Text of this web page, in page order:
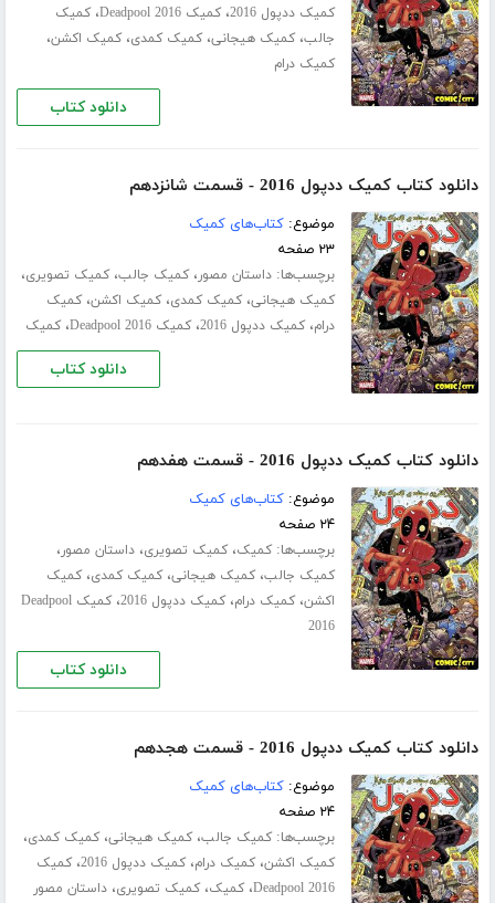
کمیک ددپول 2016 ،کمیک Deadpool 2016 ،کمیک
جالب،کمیک هیجانی،کمیک کمدی،کمیک اکشن،
کمیک درام
دانلود کتاب
دانلود کتاب کمیک ددپول 2016 - قسمت شانزدهم
موضوع:کتاب‌های کمیک
۲۳ صفحه
برچسب‌ها:داستان مصور،کمیک جالب،کمیک تصویری،
کمیک هیجانی،کمیک کمدی،کمیک اکشن،کمیک
درام،کمیک ددپول 2016 ،کمیک Deadpool 2016 ،کمیک
دانلود کتاب
دانلود کتاب کمیک ددپول 2016 - قسمت هفدهم
موضوع:کتاب‌های کمیک
۲۴ صفحه
برچسب‌ها:کمیک،کمیک تصویری،داستان مصور،
کمیک جالب،کمیک هیجانی،کمیک کمدی،کمیک
اکشن،کمیک درام،کمیک ددپول 2016 ،
کمیک Deadpool
2016
دانلود کتاب
دانلود کتاب کمیک ددپول 2016 - قسمت هجدهم
موضوع:کتاب‌های کمیک
۲۴ صفحه
برچسب‌ها:کمیک جالب،کمیک هیجانی،کمیک کمدی،
کمیک اکشن،کمیک درام،کمیک ددپول 2016 ،کمیک
Deadpool 2016،کمیک،کمیک تصویری،داستان مصور